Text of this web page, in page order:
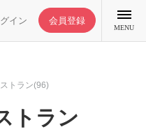
イン 会員登録
MENU
トラン(96)
トラン